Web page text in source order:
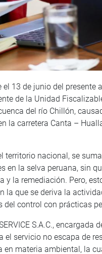
13 de junio del presente
de la Unidad
del río Chillón,
la carretera Canta –
territorio nacional, se
en la selva peruana, sin
y la remediación. Pero,
la que se deriva la
del control con prácticas
S.A.C., encargada
servicio no escapa de
materia ambiental, la